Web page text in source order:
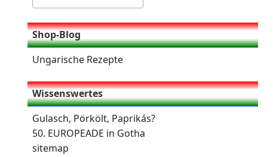
Shop-Blog
Ungarische Rezepte
Wissenswertes
Gulasch, Pörkölt, Paprikás?
50. EUROPEADE in Gotha
sitemap